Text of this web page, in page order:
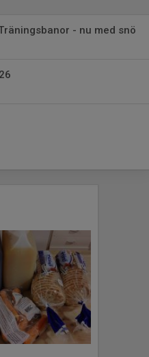
- nu med snö